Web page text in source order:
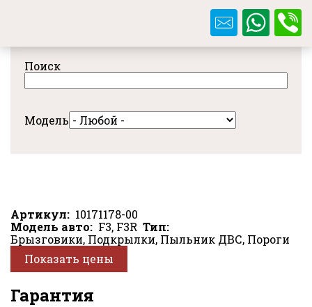
содержанию
Поиск
Модель
Артикул
10171178-00
Модель авто
F3, F3R Тип
Брызговики, Подкрылки, Пыльник ДВС, Пороги
Показать цены
Гарантия